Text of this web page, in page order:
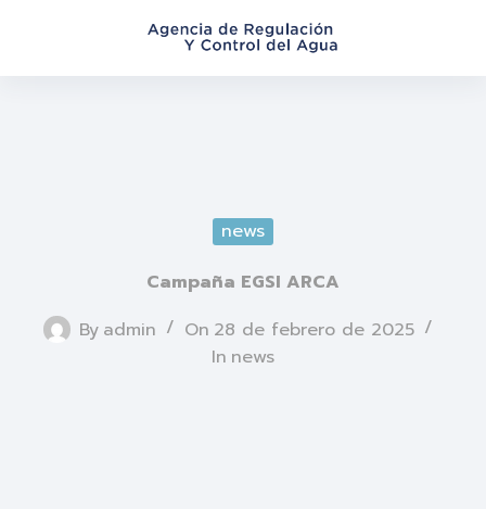
news
Campaña EGSI ARCA
By admin On 28 de febrero de 2025
In news